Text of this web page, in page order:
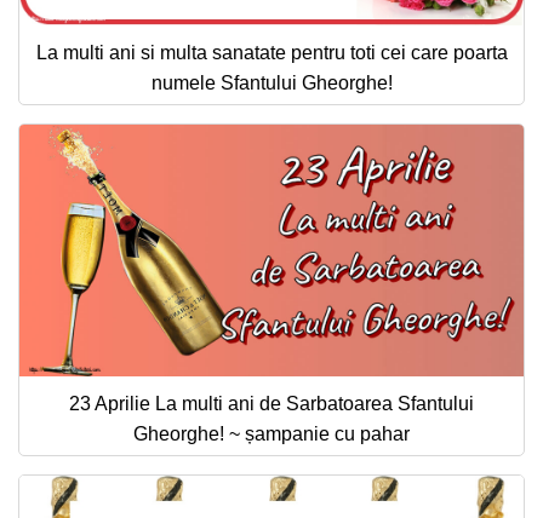
La multi ani si multa sanatate pentru toti cei care poarta
numele Sfantului Gheorghe!
23 Aprilie La multi ani de Sarbatoarea Sfantului
Gheorghe! ~ șampanie cu pahar